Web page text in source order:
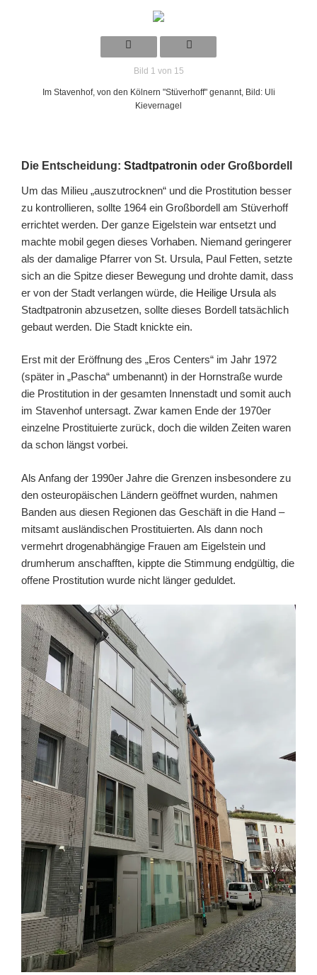
Bild 1 von 15
Im Stavenhof, von den Kölnern "Stüverhoff" genannt, Bild: Uli
Kievernagel
Die Entscheidung: Stadtpatronin oder Großbordell
Um das Milieu „auszutrocknen“ und die Prostitution besser
zu kontrollieren, sollte 1964 ein Großbordell am Stüverhoff
errichtet werden. Der ganze Eigelstein war entsetzt und
machte mobil gegen dieses Vorhaben. Niemand geringerer
als der damalige Pfarrer von St. Ursula, Paul Fetten, setzte
sich an die Spitze dieser Bewegung und drohte damit, dass
er von der Stadt verlangen würde, die Heilige Ursula als
Stadtpatronin abzusetzen, sollte dieses Bordell tatsächlich
gebaut werden. Die Stadt knickte ein.
Erst mit der Eröffnung des „Eros Centers“ im Jahr 1972
(später in „Pascha“ umbenannt) in der Hornstraße wurde
die Prostitution in der gesamten Innenstadt und somit auch
im Stavenhof untersagt. Zwar kamen Ende der 1970er
einzelne Prostituierte zurück, doch die wilden Zeiten waren
da schon längst vorbei.
Als Anfang der 1990er Jahre die Grenzen insbesondere zu
den osteuropäischen Ländern geöffnet wurden, nahmen
Banden aus diesen Regionen das Geschäft in die Hand –
mitsamt ausländischen Prostituierten. Als dann noch
vermehrt drogenabhängige Frauen am Eigelstein und
drumherum anschafften, kippte die Stimmung endgültig, die
offene Prostitution wurde nicht länger geduldet.